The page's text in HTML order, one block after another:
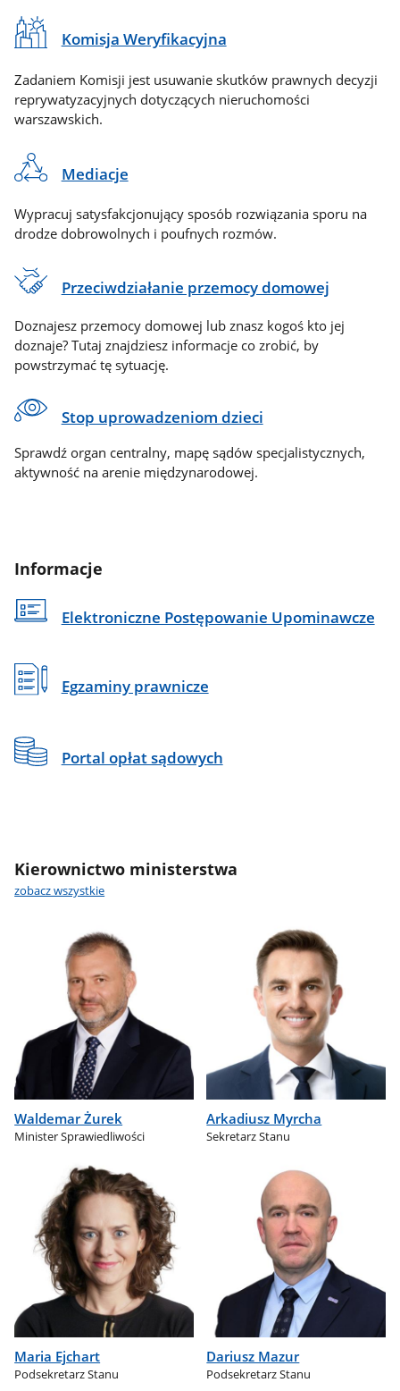
Komisja Weryfikacyjna
Zadaniem Komisji jest usuwanie skutków prawnych decyzji
reprywatyzacyjnych dotyczących nieruchomości
warszawskich.
Mediacje
Wypracuj satysfakcjonujący sposób rozwiązania sporu na
drodze dobrowolnych i poufnych rozmów.
Przeciwdziałanie przemocy domowej
Doznajesz przemocy domowej lub znasz kogoś kto jej
doznaje? Tutaj znajdziesz informacje co zrobić, by
powstrzymać tę sytuację.
Stop uprowadzeniom dzieci
Sprawdź organ centralny, mapę sądów specjalistycznych,
aktywność na arenie międzynarodowej.
Informacje
Elektroniczne Postępowanie Upominawcze
Egzaminy prawnicze
Portal opłat sądowych
Kierownictwo ministerstwa
zobacz wszystkie
Waldemar Żurek
Minister Sprawiedliwości
Arkadiusz Myrcha
Sekretarz Stanu
Maria Ejchart
Podsekretarz Stanu
Dariusz Mazur
Podsekretarz Stanu